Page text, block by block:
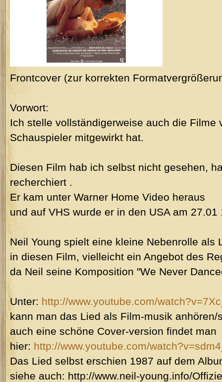
Frontcover (zur korrekten
Vorwort:
Ich stelle vollständigerweise auch die Filme
Schauspieler mitgewirkt hat.
Diesen Film hab ich selbst nicht gesehen,
recherchiert .
Er kam unter Warner Home Video heraus
und auf VHS wurde er in den USA am
Neil Young spielt eine kleine Nebenrolle als
in diesen Film, vielleicht ein Angebot des
da Neil seine Komposition "We Never
Unter: http://www.youtube.com/
kann man das Lied als Film-musik anhören/
auch eine schöne Cover-version findet man
hier: http://www.youtube.com/
Das Lied selbst erschien 1987 auf dem
siehe auch: http://www.neil-young.info/